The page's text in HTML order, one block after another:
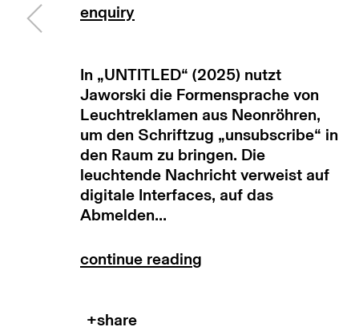
manage cookies
In „UNTITLED“ (2025) nutzt
Jaworski die Formensprache von
Leuchtreklamen aus Neonröhren,
um den Schriftzug „unsubscribe“ in
den Raum zu bringen. Die
leuchtende Nachricht verweist auf
digitale Interfaces, auf das
Abmelden...